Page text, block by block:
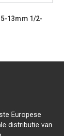
13mm 1/2-
Europese
distributie van